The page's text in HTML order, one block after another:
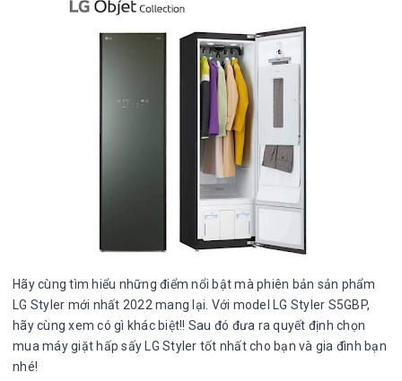
Hãy cùng tìm hiểu những điểm nổi bật mà phiên bản sản phẩm
LG Styler mới nhất 2022 mang lại. Với model LG Styler S5GBP,
hãy cùng xem có gì khác biệt!! Sau đó đưa ra quyết định chọn
mua máy giặt hấp sấy LG Styler tốt nhất cho bạn và gia đình bạn
nhé!